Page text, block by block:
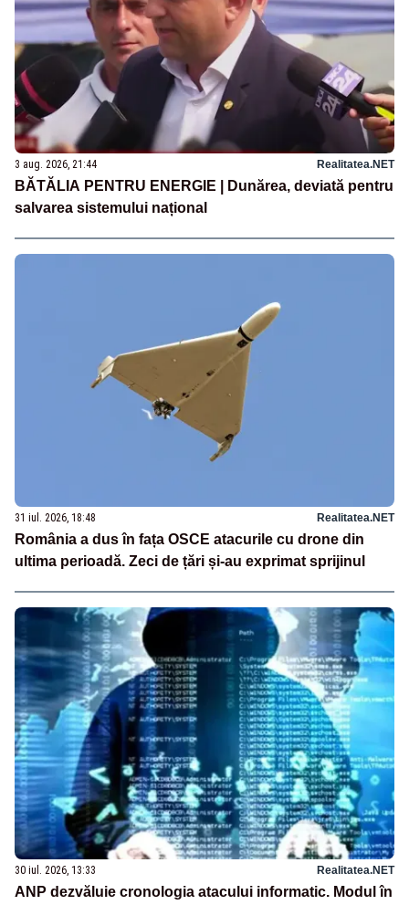
3 aug. 2026, 21:44 Realitatea.NET
BĂTĂLIA PENTRU ENERGIE | Dunărea, deviată pentru
salvarea sistemului național
31 iul. 2026, 18:48 Realitatea.NET
România a dus în fața OSCE atacurile cu drone din
ultima perioadă. Zeci de țări și-au exprimat sprijinul
30 iul. 2026, 13:33 Realitatea.NET
ANP dezvăluie cronologia atacului informatic. Modul în